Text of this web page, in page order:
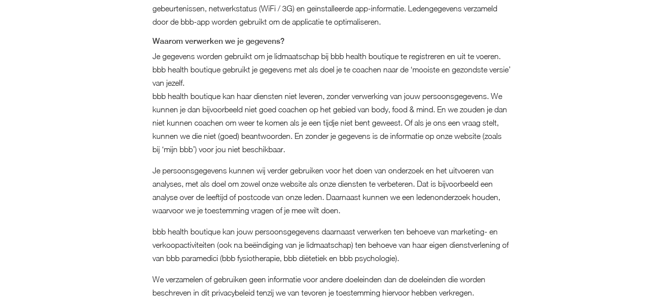
gebeurtenissen, netwerkstatus (WiFi / 3G) en geïnstalleerde app-informatie. Ledengegevens verzameld
door de bbb-app worden gebruikt om de applicatie te optimaliseren.
Waarom verwerken we je gegevens?
Je gegevens worden gebruikt om je lidmaatschap bij bbb health boutique te registreren en uit te voeren.
bbb health boutique gebruikt je gegevens met als doel je te coachen naar de ‘mooiste en gezondste versie’
van jezelf.
bbb health boutique kan haar diensten niet leveren, zonder verwerking van jouw persoonsgegevens. We
kunnen je dan bijvoorbeeld niet goed coachen op het gebied van body, food & mind. En we zouden je dan
niet kunnen coachen om weer te komen als je een tijdje niet bent geweest. Of als je ons een vraag stelt,
kunnen we die niet (goed) beantwoorden. En zonder je gegevens is de informatie op onze website (zoals
bij ‘mijn bbb’) voor jou niet beschikbaar.
Je persoonsgegevens kunnen wij verder gebruiken voor het doen van onderzoek en het uitvoeren van
analyses, met als doel om zowel onze website als onze diensten te verbeteren. Dat is bijvoorbeeld een
analyse over de leeftijd of postcode van onze leden. Daarnaast kunnen we een ledenonderzoek houden,
waarvoor we je toestemming vragen of je mee wilt doen.
bbb health boutique kan jouw persoonsgegevens daarnaast verwerken ten behoeve van marketing- en
verkoopactiviteiten (ook na beëindiging van je lidmaatschap) ten behoeve van haar eigen dienstverlening of
van bbb paramedici (bbb fysiotherapie, bbb diëtetiek en bbb psychologie).
We verzamelen of gebruiken geen informatie voor andere doeleinden dan de doeleinden die worden
beschreven in dit privacybeleid tenzij we van tevoren je toestemming hiervoor hebben verkregen.